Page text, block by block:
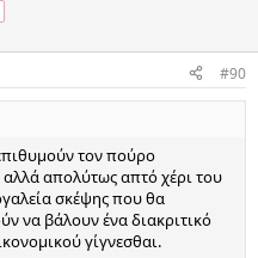
#90
τον πούρο
απολύτως απτό χέρι του
σκέψης που θα
να βάλουν ένα διακριτικό
γίγνεσθαι.